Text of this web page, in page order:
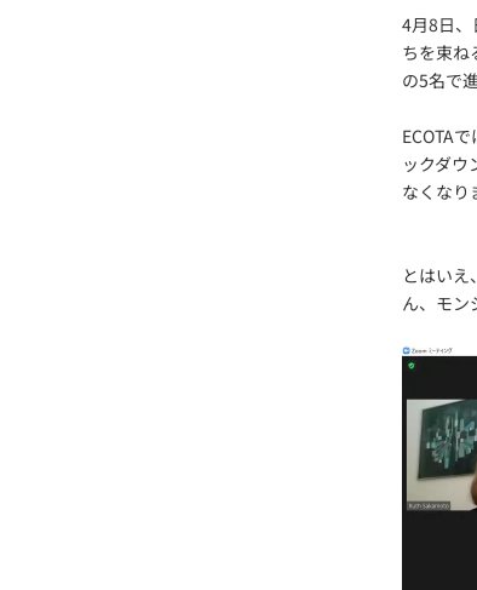
4月8日、
ちを束ね
の5名で
ECOTA
ックダウ
なくなり
とはい
ん、モン